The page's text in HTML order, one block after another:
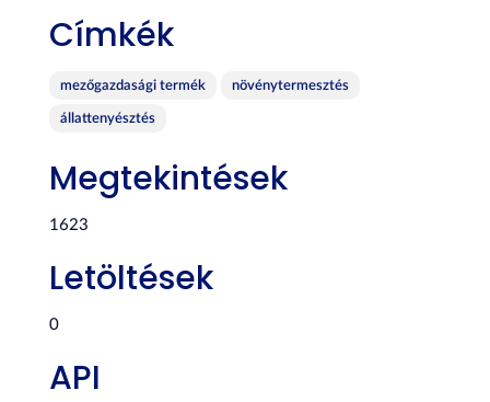
Címkék
mezőgazdasági termék növénytermesztés
állattenyésztés
Megtekintések
1623
Letöltések
0
API